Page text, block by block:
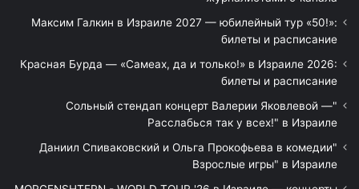
Максим Галкин в Израиле 2027 — юбилейный тур «50!»:
билеты и расписание
Красная Бурда — «Самеах, да и только!» в Израиле 2026:
билеты и расписание
"Сольный стендап концерт Валерии Яковлевой —
Расслабься так у всех!" в Израиле
"Даниил Спиваковский и Ольга Прокофьева в комедии
Взрослые игры" в Израиле